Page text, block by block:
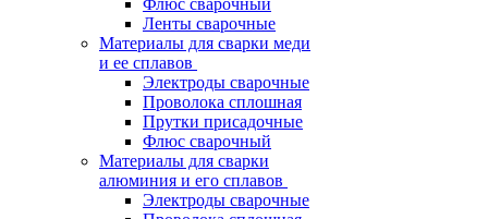
Флюс сварочный
Ленты сварочные
Материалы для сварки меди
и ее сплавов
Электроды сварочные
Проволока сплошная
Прутки присадочные
Флюс сварочный
Материалы для сварки
алюминия и его сплавов
Электроды сварочные